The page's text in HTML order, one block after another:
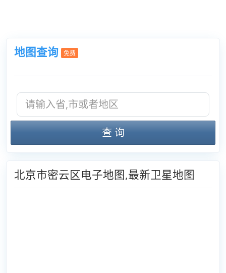
地图查询 免费
查 询
北京市密云区电子地图,最新卫星地图